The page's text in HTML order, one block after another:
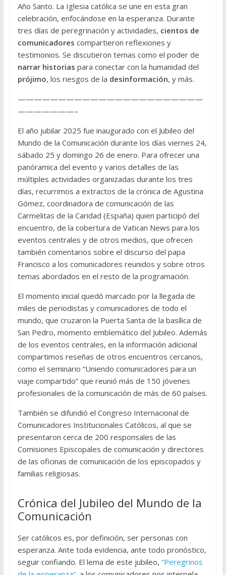
Año Santo. La Iglesia católica se une en esta gran
celebración, enfocándose en la esperanza. Durante
tres días de peregrinación y actividades, cientos de
comunicadores compartieron reflexiones y
testimonios. Se discutieron temas como el poder de
narrar historias para conectar con la humanidad del
prójimo, los riesgos de la desinformación, y más.
———————————————————————
———————–
El año jubilar 2025 fue inaugurado con el Jubileo del
Mundo de la Comunicación durante los días viernes 24,
sábado 25 y domingo 26 de enero. Para ofrecer una
panóramica del evento y varios detalles de las
múltiples actividades organizadas durante los tres
días, recurrimos a extractos de la crónica de Agustina
Gómez, coordinadora de comunicación de las
Carmelitas de la Caridad (España) quien participó del
encuentro, de la cobertura de Vatican News para los
eventos centrales y de otros medios, que ofrecen
también comentarios sobre el discurso del papa
Francisco a los comunicadores reunidos y sobre otros
temas abordados en el resto de la programación.
El momento inicial quedó marcado por la llegada de
miles de periodistas y comunicadores de todo el
mundo, que cruzaron la Puerta Santa de la basílica de
San Pedro, momento emblemático del Jubileo. Además
de los eventos centrales, en la información adicional
compartimos reseñas de otros encuentros cercanos,
como el seminario “Uniendo comunicadores para un
viaje compartido” que reunió más de 150 jóvenes
profesionales de la comunicación de más de 60 países.
También se difundió el Congreso Internacional de
Comunicadores Institucionales Católicos, al que se
presentaron cerca de 200 responsales de las
Comisiones Episcopales de comunicación y directores
de las oficinas de comunicación de los episcopados y
familias religiosas.
Crónica del Jubileo del Mundo de la
Comunicación
Ser católicos es, por definición, ser personas con
esperanza. Ante toda evidencia, ante todo pronóstico,
seguir confiando. El lema de este jubileo, “Peregrinos